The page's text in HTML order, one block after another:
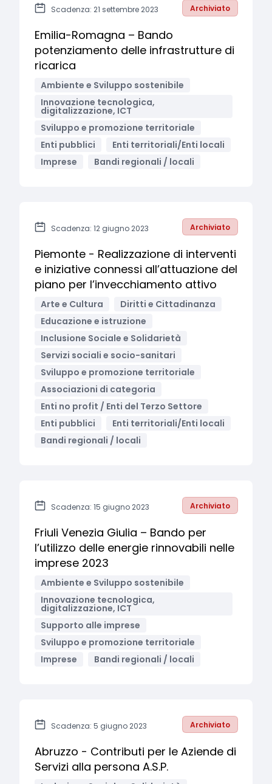
Scadenza: 21 settembre 2023 Archiviato
Emilia-Romagna – Bando
potenziamento delle infrastrutture di
ricarica
Ambiente e Sviluppo sostenibile
Innovazione tecnologica,
digitalizzazione, ICT
Sviluppo e promozione territoriale
Enti pubblici
Enti territoriali/Enti locali
Imprese
Bandi regionali / locali
Scadenza: 12 giugno 2023 Archiviato
Piemonte - Realizzazione di interventi
e iniziative connessi all’attuazione del
piano per l’invecchiamento attivo
Arte e Cultura
Diritti e Cittadinanza
Educazione e istruzione
Inclusione Sociale e Solidarietà
Servizi sociali e socio-sanitari
Sviluppo e promozione territoriale
Associazioni di categoria
Enti no profit / Enti del Terzo Settore
Enti pubblici
Enti territoriali/Enti locali
Bandi regionali / locali
Scadenza: 15 giugno 2023 Archiviato
Friuli Venezia Giulia – Bando per
l’utilizzo delle energie rinnovabili nelle
imprese 2023
Ambiente e Sviluppo sostenibile
Innovazione tecnologica,
digitalizzazione, ICT
Supporto alle imprese
Sviluppo e promozione territoriale
Imprese
Bandi regionali / locali
Scadenza: 5 giugno 2023 Archiviato
Abruzzo - Contributi per le Aziende di
Servizi alla persona A.S.P.